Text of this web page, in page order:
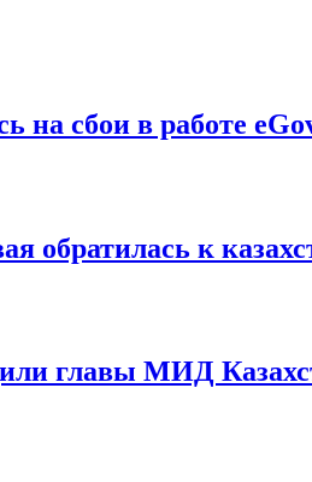
на сбои в работе
обратилась к
главы МИД